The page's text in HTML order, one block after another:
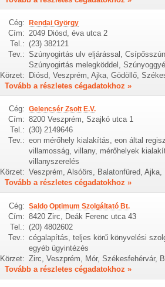
Cég: Rendai György
Cím: 2049 Diósd, éva utca 2
Tel.: (23) 382121
Tev.: Szúnyogirtás ulv eljárással,
Szúnyogirtás melegköddel,
Körzet:
Diósd, Veszprém, Ajka, Gödöllő,
Tovább a részletes cégadatokhoz »
Cég: Gelencsér Zsolt E.V.
Cím: 8200 Veszprém, Szajkó utca 1
Tel.: (30) 2149646
Tev.: eon mérőhely kialakítás, eon által
villamosság, villany, mérőhelyek
villanyszerelés
Körzet: Veszprém, Alsóörs, Balatonfüred, Ajka,
Tovább a részletes cégadatokhoz »
Cég: Saldo Optimum Szolgáltató Bt.
Cím: 8420 Zirc, Deák Ferenc utca 43
Tel.: (20) 4802602
Tev.: cégalapítás, teljes körű könyvelési
egyéb ügyintézés
Körzet: Zirc, Veszprém, Mór, Székesfehérvár,
Tovább a részletes cégadatokhoz »